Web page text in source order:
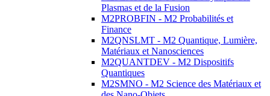
Plasmas et de la Fusion
M2PROBFIN - M2 Probabilités et
Finance
M2QNSLMT - M2 Quantique, Lumière,
Matériaux et Nanosciences
M2QUANTDEV - M2 Dispositifs
Quantiques
M2SMNO - M2 Science des Matériaux et